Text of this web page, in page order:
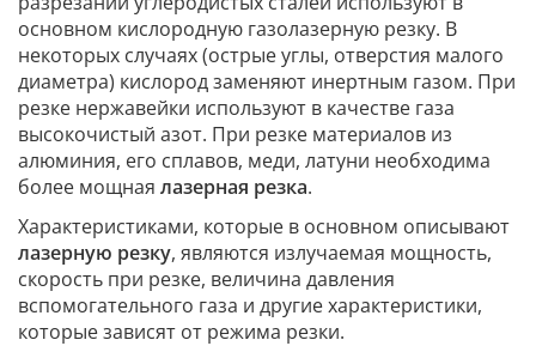
основном кислородную газолазерную резку. В
некоторых случаях (острые углы, отверстия малого
диаметра) кислород заменяют инертным газом. При
резке нержавейки используют в качестве газа
высокочистый азот. При резке материалов из
алюминия, его сплавов, меди, латуни необходима
более мощная лазерная резка.
Характеристиками, которые в основном описывают
лазерную резку, являются излучаемая мощность,
скорость при резке, величина давления
вспомогательного газа и другие характеристики,
которые зависят от режима резки.